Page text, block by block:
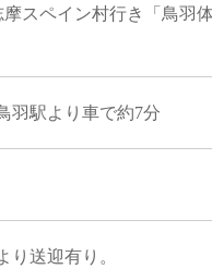
スペイン村行き「鳥羽
羽駅より車で約7分
り送迎有り。